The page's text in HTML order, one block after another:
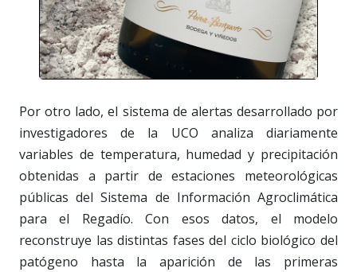
Por otro lado, el sistema de alertas desarrollado por
investigadores de la UCO analiza diariamente
variables de temperatura, humedad y precipitación
obtenidas a partir de estaciones meteorológicas
públicas del Sistema de Información Agroclimática
para el Regadío. Con esos datos, el modelo
reconstruye las distintas fases del ciclo biológico del
patógeno hasta la aparición de las primeras